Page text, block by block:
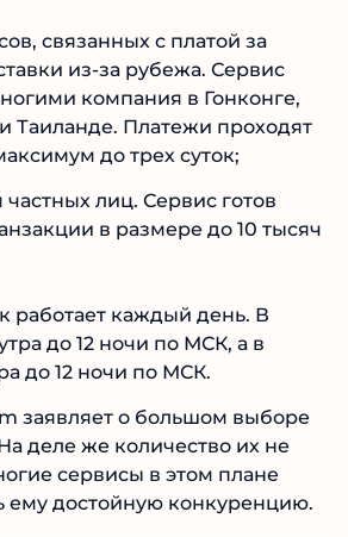
связанных с платой за
из-за рубежа. Сервис
компания в Гонконге,
Таиланде. Платежи проходят
до трех суток;
лиц. Сервис готов
в размере до 10 тысяч
работает каждый день. В
до 12 ночи по МСК, а в
до 12 ночи по МСК.
заявляет о большом выборе
деле же количество их не
сервисы в этом плане
ему достойную конкуренцию.